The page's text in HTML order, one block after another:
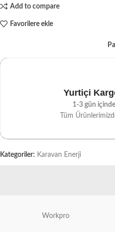
Add to compare
Favorilere ekle
Yurtiçi
1-3 gün
Tüm
Kategoriler: Karavan Enerji
Workpro